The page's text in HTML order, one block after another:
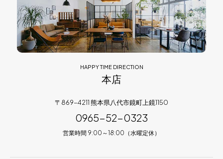
HAPPY TIME DIRECTION
本店
〒869-4211 熊本県八代市鏡町上鏡1150
0965-52-0323
営業時間 9:00～18:00（水曜定休）